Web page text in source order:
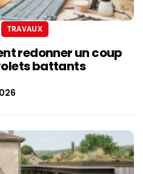
TRAVAUX
redonner un coup
battants